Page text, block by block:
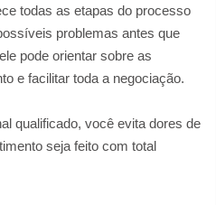
todas as etapas do processo
problemas antes que
pode orientar sobre as
e facilitar toda a negociação.
qualificado, você evita dores de
seja feito com total